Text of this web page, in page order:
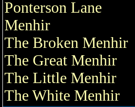
Ponterson Lane
Menhir
The Broken Menhir
The Great Menhir
The Little Menhir
The White Menhir